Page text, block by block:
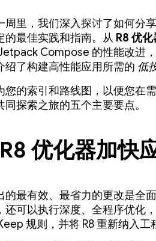
周里，我们深入探讨了如何分
的最佳实践和指南。从 R8 优化
Compose 的性能改进
绍了构建高性能应用所需的 低
您的索引和路线图，以便您在
同探索之旅的五个主要要点。
优化器加快
的最有效、最省力的更改是全
还可以执行深度、全程序优化
规则，并将 R8 重新纳入工